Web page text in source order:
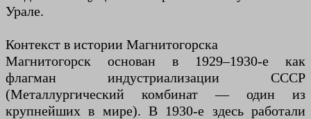
Урале.
Контекст в истории Магнитогорска
Магнитогорск основан в 1929–1930-е как
флагман индустриализации СССР
(Металлургический комбинат — один из
крупнейших в мире). В 1930-е здесь работали